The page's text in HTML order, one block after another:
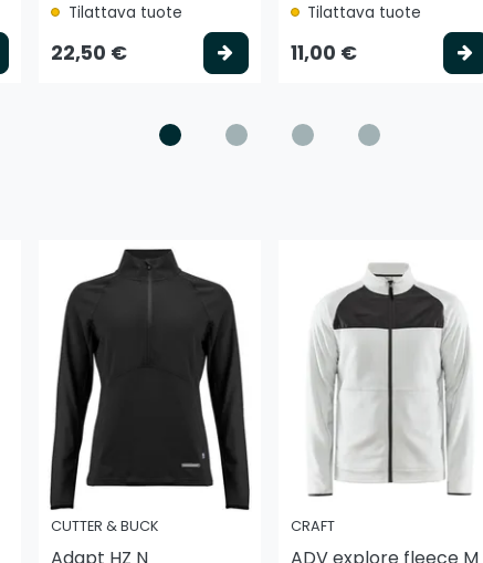
Valitse vaihtoehto
Tilattava tuote
22,50 € Valitse vaihtoehto
Tilattava tuote
11,00 €
CUTTER & BUCK CRAFT